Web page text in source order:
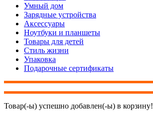
Умный дом
Зарядные устройства
Аксессуары
Ноутбуки и планшеты
Товары для детей
Стиль жизни
Упаковка
Подарочные сертификаты
Товар(-ы) успешно добавлен(-ы) в корзину!